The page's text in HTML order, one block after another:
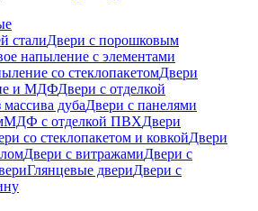
сталиДвери с порошковым
напыление с элементами
со стеклопакетомДвери
и МДФДвери с отделкой
дубаДвери с панелями
МДФ с отделкой ПВХДвери
со стеклопакетом и ковкойДвери
Двери с витражамиДвери с
Глянцевые двериДвери с